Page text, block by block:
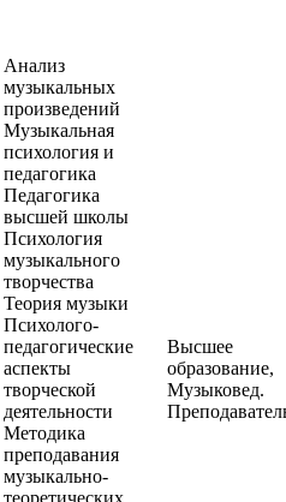
Анализ
музыкальных
произведений
Музыкальная
психология и
педагогика
Педагогика
высшей школы
Психология
музыкального
творчества
Теория музыки
Психолого-
педагогические
аспекты
творческой
деятельности
Методика
преподавания
музыкально-
Высшее
образование,
Музыковед.